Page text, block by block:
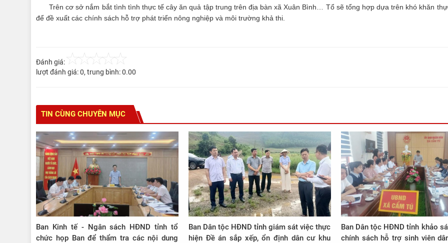
Trên cơ sở nắm bắt tình tình thực tế cây ăn quả tập trung trên địa bàn xã Xuân Bình… Tổ sẽ tổng hợp dựa trên khó khăn
để đề xuất các chính sách hỗ trợ phát triển nông nghiệp và môi trường khả thi.
Đánh giá:
lượt đánh giá:0, trung bình:0.00
TIN CÙNG CHUYÊN MỤC
Ban Kinh tế - Ngân sách HĐND tỉnh tổ
chức họp Ban để thẩm tra các nội dung
Ban Dân tộc HĐND tỉnh giám sát việc thực
hiện Đề án sắp xếp, ổn định dân cư khu
Ban Dân tộc HĐND tỉnh khảo
chính sách hỗ trợ sinh viên